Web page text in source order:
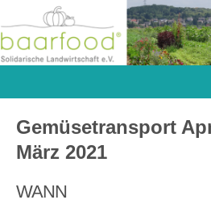
Gemüsetransport
März 2021
WANN